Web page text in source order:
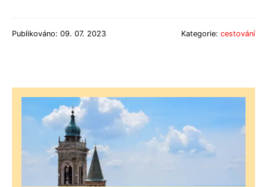
Publikováno: 09. 07. 2023 Kategorie: cestování